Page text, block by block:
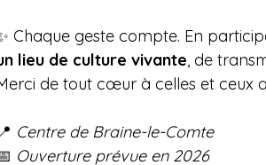
Chaque geste compte. En
lieu de culture vivante, de
de tout cœur à celles et ceux
Centre de Braine-le-Comte
Ouverture prévue en 2026